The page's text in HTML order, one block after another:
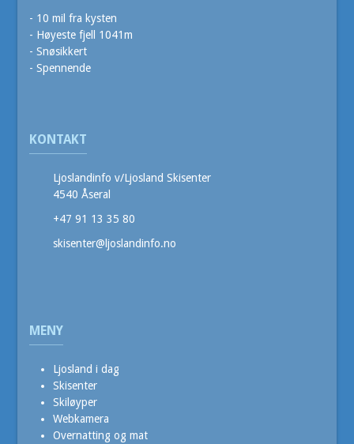
- 10 mil fra kysten
- Høyeste fjell 1041m
- Snøsikkert
- Spennende
KONTAKT
Ljoslandinfo v/Ljosland Skisenter
4540 Åseral
+47 91 13 35 80
skisenter@ljoslandinfo.no
MENY
Ljosland i dag
Skisenter
Skiløyper
Webkamera
Overnatting og mat